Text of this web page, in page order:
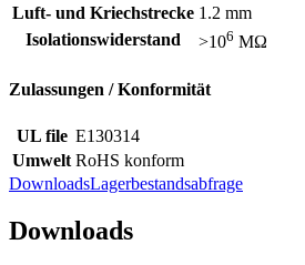
Luft- und Kriechstrecke 1.2 mm
Isolationswiderstand
>106 MΩ
Zulassungen / Konformität
UL file E130314
Umwelt RoHS konform
DownloadsLagerbestandsabfrage
Downloads